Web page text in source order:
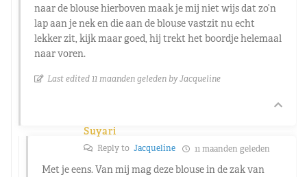
naar de blouse hierboven maak je mij niet wijs dat zo’n
lap aan je nek en die aan de blouse vastzit nu echt
lekker zit, kijk maar goed, hij trekt het boordje helemaal
naar voren.
Last edited 11 maanden geleden by Jacqueline
Suyari
Reply to Jacqueline 11 maanden geleden
Met je eens. Van mij mag deze blouse in de zak van